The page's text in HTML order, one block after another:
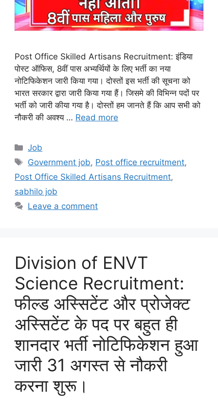
Post Office Skilled Artisans Recruitment: इंडिया
पोस्ट ऑफिस, 8वीं पास अभ्यर्थियों के लिए भर्ती का नया
नोटिफिकेशन जारी किया गया। दोस्तों इस भर्ती की सूचना को
भारत सरकार द्वारा जारी किया गया हैं। जिसमे की विभिन्न पदों पर
भर्ती को जारी कीया गया है। दोस्तों हम जानते हैं कि आप सभी को
नौकरी की अवश्य … Read more
Categories
Job
Tags
Government job, Post office recruitment,
Post Office Skilled Artisans Recruitment,
sabhilo job
Leave a comment
Division of ENVT
Science Recruitment:
फील्ड अस्सिटेंट और प्रोजेक्ट
अस्सिटेंट के पद पर बहुत ही
शानदार भर्ती नोटिफिकेशन हुआ
जारी 31 अगस्त से नौकरी
करना शुरू।